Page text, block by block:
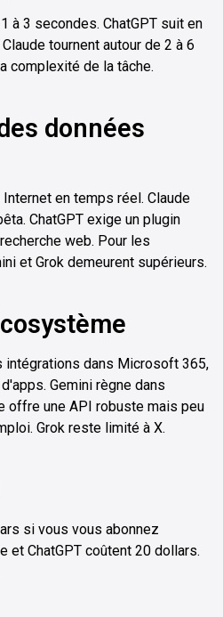
à 3 secondes. ChatGPT suit en
tournent autour de 2 à 6
complexité de la tâche.
données
en temps réel. Claude
ChatGPT exige un plugin
web. Pour les
et Grok demeurent supérieurs.
intégrations dans Microsoft 365,
Gemini règne dans
offre une API robuste mais peu
Grok reste limité à X.
si vous vous abonnez
et ChatGPT coûtent 20 dollars.